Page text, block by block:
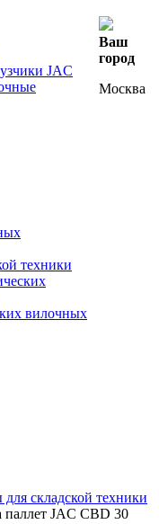
JAC
техники
вилочных
Ваш
город
Москва
складской техники
паллет JAC CBD 30